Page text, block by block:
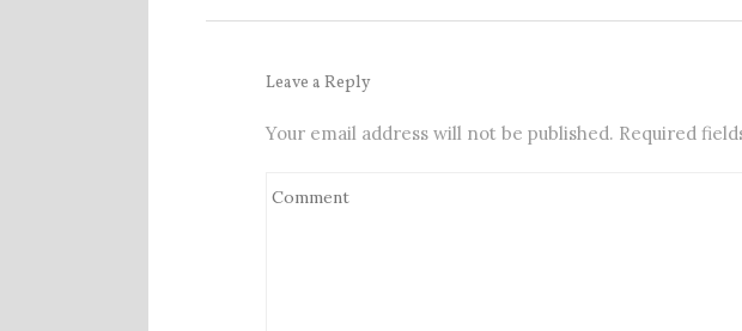
Leave a Reply
Your email address will not be published. Required